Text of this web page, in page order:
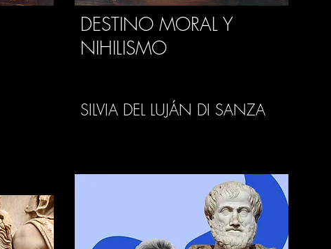
DESTINO MORAL Y
NIHILISMO
SILVIA DEL LUJÁN DI SANZA